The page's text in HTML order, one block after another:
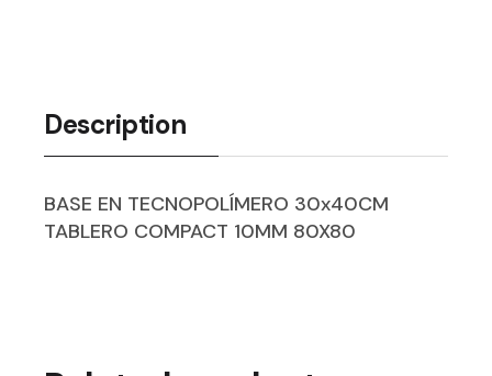
Description
BASE EN TECNOPOLÍMERO 30x40CM
TABLERO COMPACT 10MM 80X80